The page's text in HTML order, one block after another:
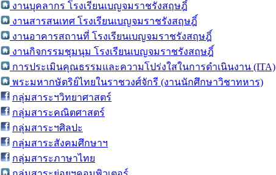
งานบุคลากร โรงเรียนเบญจมราชรังสฤษฎิ์
งานสารสนเทศ โรงเรียนเบญจมราชรังสฤษฎิ์
งานอาคารสถานที่ โรงเรียนเบญจมราชรังสฤษฎิ์
งานกิจกรรมชุมนุม โรงเรียนเบญจมราชรังสฤษฎิ์
การประเมินคุณธรรมและความโปร่งใสในการดำเนินงาน (ITA)
พระมหากษัตริย์ไทยในราชวงศ์จักรี (งานนักศึกษาวิชาทหาร)
กลุ่มสาระฯวิทยาศาสตร์
กลุ่มสาระคณิตศาสตร์
กลุ่มสาระฯศิลปะ
กลุ่มสาระสังคมศึกษาฯ
กลุ่มสาระภาษาไทย